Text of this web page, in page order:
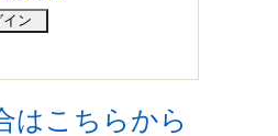
はこちらから